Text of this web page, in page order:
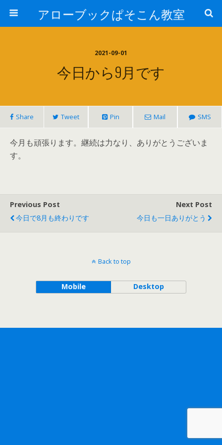
アローブックぱそこん教室
2021-09-01
今日から9月です
Share Tweet Pin Mail SMS
今月も頑張ります。継続は力なり、ありがとうございま
す。
Previous Post
今日で8月も終わりです
Next Post
今日も一日ありがとう
Back to top
Mobile Desktop